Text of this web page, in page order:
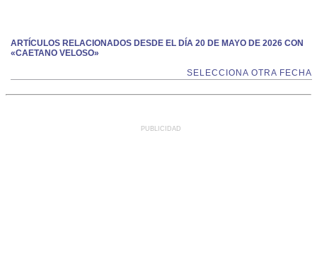
ARTÍCULOS RELACIONADOS DESDE EL DÍA 20 DE MAYO DE 2026 CON
«CAETANO VELOSO»
SELECCIONA OTRA FECHA
PUBLICIDAD